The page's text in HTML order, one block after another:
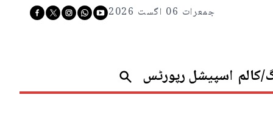
جمعرات 06 اگست 2026
کالم اسپیشل رپورٹس